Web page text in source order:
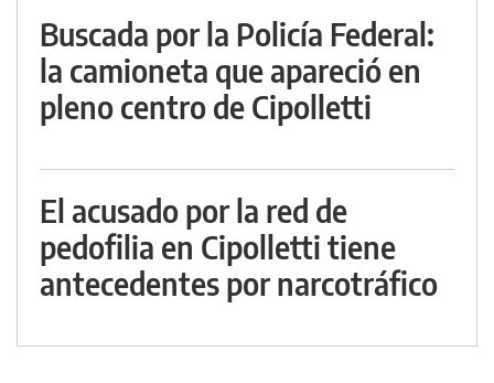
Buscada por la Policía Federal:
la camioneta que apareció en
pleno centro de Cipolletti
El acusado por la red de
pedofilia en Cipolletti tiene
antecedentes por narcotráfico